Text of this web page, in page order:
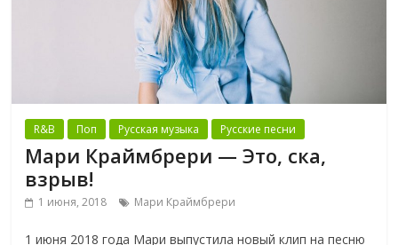
R&B Поп Русская музыка Русские песни
Мари Краймбрери — Это, ска,
взрыв!
1 июня, 2018 Мари Краймбрери
1 июня 2018 года Мари выпустила новый клип на песню